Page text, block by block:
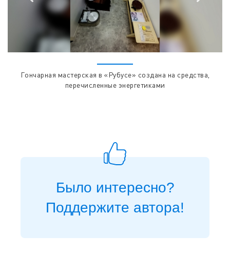
Гончарная мастерская в «Рубусе» создана на средства,
перечисленные энергетиками
Было интересно?
Поддержите автора!